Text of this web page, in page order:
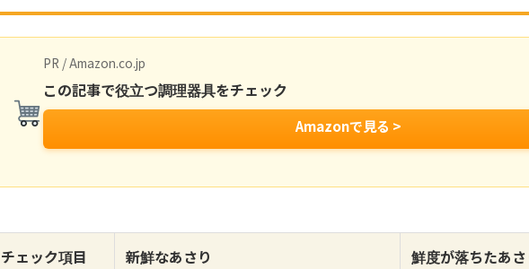
PR / Amazon.co.jp
この記事で役立つ調理器具をチェック
Amazonで見る >
チェック項目 新鮮なあさり 鮮度が落ちたあさ